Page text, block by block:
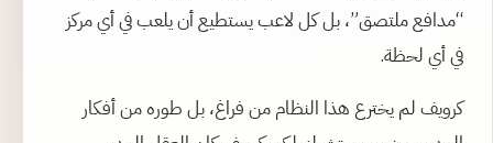
“مدافع ملتصق”، بل كل لاعب يستطيع أن يلعب في أي مركز
في أي لحظة.
كرويف لم يخترع هذا النظام من فراغ، بل طوره من أفكار